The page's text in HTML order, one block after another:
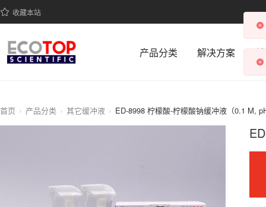
收藏本站
产品分类 解决方案
首页 产品分类 其它缓冲液 ED-8998 柠檬酸-柠檬酸钠缓冲液（0.1 M,